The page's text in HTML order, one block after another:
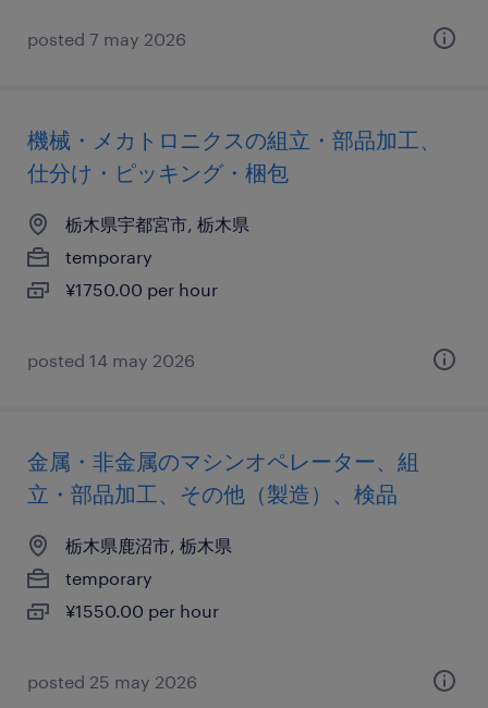
posted 7 may 2026
機械・メカトロニクスの組立・部品加工、
仕分け・ピッキング・梱包
栃木県宇都宮市, 栃木県
temporary
¥1750.00 per hour
posted 14 may 2026
金属・非金属のマシンオペレーター、組
立・部品加工、その他（製造）、検品
栃木県鹿沼市, 栃木県
temporary
¥1550.00 per hour
posted 25 may 2026